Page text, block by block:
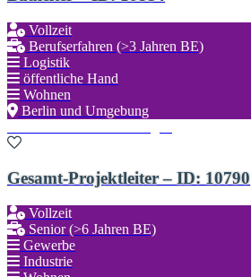
Vollzeit
Berufserfahren (>3 Jahren BE)
Logistik
öffentliche Hand
Wohnen
Berlin und Umgebung
Gesamt-Projektleiter – ID: 10790
Vollzeit
Senior (>6 Jahren BE)
Gewerbe
Industrie